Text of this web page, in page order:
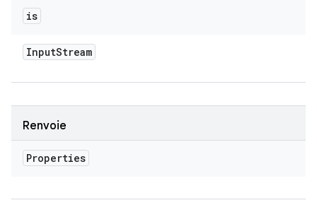
is
InputStream
Renvoie
Properties